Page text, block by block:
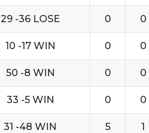
29 -36 LOSE 0 0
10 -17 WIN 0 0
50 -8 WIN 0 0
33 -5 WIN 0 0
31 -48 WIN 5 1